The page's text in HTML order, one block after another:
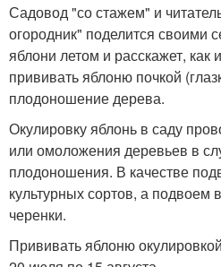
Садовод "со стажем" и
огородник" поделится своими
яблони летом и расскажет,
прививать яблоню почкой
плодоношение дерева.
Окулировку яблонь в саду
или омоложения деревьев в
плодоношения. В качестве
культурных сортов, а
черенки.
Прививать яблоню